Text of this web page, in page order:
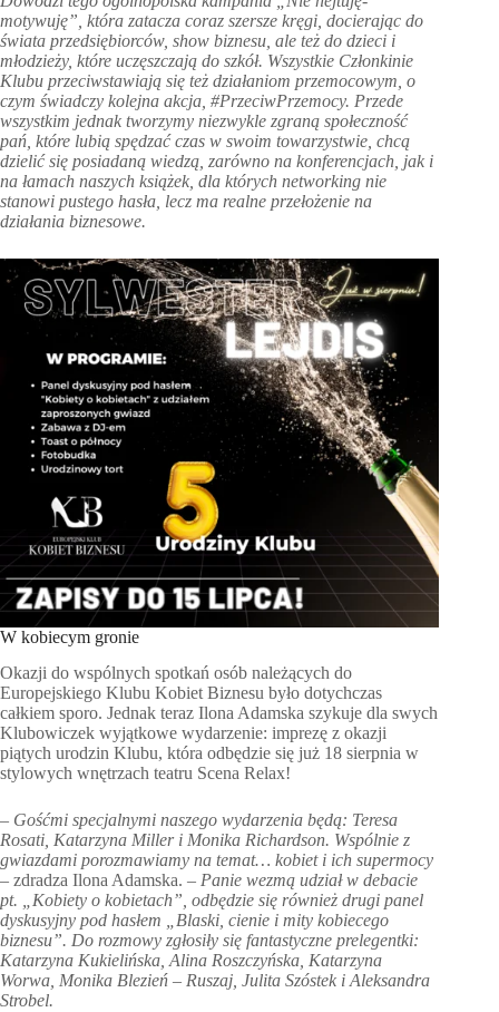
motywuję”, która zatacza coraz szersze kręgi, docierając do
świata przedsiębiorców, show biznesu, ale też do dzieci i
młodzieży, które uczęszczają do szkół. Wszystkie Członkinie
Klubu przeciwstawiają się też działaniom przemocowym, o
czym świadczy kolejna akcja, #PrzeciwPrzemocy. Przede
wszystkim jednak tworzymy niezwykle zgraną społeczność
pań, które lubią spędzać czas w swoim towarzystwie, chcą
dzielić się posiadaną wiedzą, zarówno na konferencjach, jak i
na łamach naszych książek, dla których networking nie
stanowi pustego hasła, lecz ma realne przełożenie na
działania biznesowe.
W kobiecym gronie
Okazji do wspólnych spotkań osób należących do
Europejskiego Klubu Kobiet Biznesu było dotychczas
całkiem sporo. Jednak teraz Ilona Adamska szykuje dla swych
Klubowiczek wyjątkowe wydarzenie: imprezę z okazji
piątych urodzin Klubu, która odbędzie się już 18 sierpnia w
stylowych wnętrzach teatru Scena Relax!
– Gośćmi specjalnymi naszego wydarzenia będą: Teresa
Rosati, Katarzyna Miller i Monika Richardson. Wspólnie z
gwiazdami porozmawiamy na temat… kobiet i ich supermocy
– zdradza Ilona Adamska. – Panie wezmą udział w debacie
pt. „Kobiety o kobietach”, odbędzie się również drugi panel
dyskusyjny pod hasłem „Blaski, cienie i mity kobiecego
biznesu”. Do rozmowy zgłosiły się fantastyczne prelegentki:
Katarzyna Kukielińska, Alina Roszczyńska, Katarzyna
Worwa, Monika Blezień – Ruszaj, Julita Szóstek i Aleksandra
Strobel.